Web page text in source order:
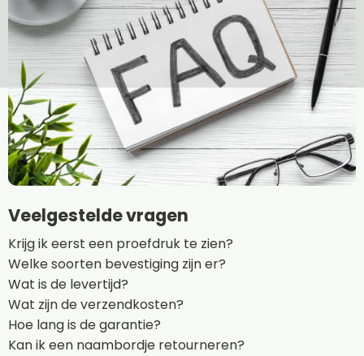
Veelgestelde vragen
Krijg ik eerst een proefdruk te zien?
Welke soorten bevestiging zijn er?
Wat is de levertijd?
Wat zijn de verzendkosten?
Hoe lang is de garantie?
Kan ik een naambordje retourneren?